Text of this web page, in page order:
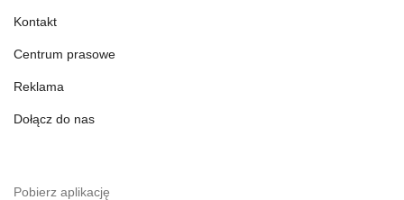
Kontakt
Centrum prasowe
Reklama
Dołącz do nas
Pobierz aplikację